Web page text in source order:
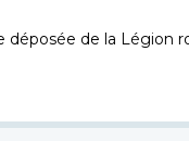
de la Légion